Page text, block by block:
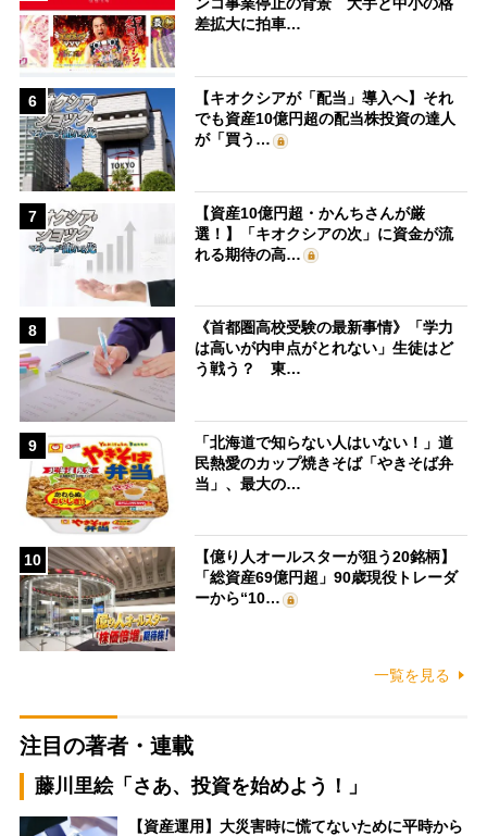
ンコ事業停止の背景 大手と中小の格
差拡大に拍車…
6
【キオクシアが「配当」導入へ】それ
でも資産10億円超の配当株投資の達人
が「買う…
7
【資産10億円超・かんちさんが厳
選！】「キオクシアの次」に資金が流
れる期待の高…
8
《首都圏高校受験の最新事情》「学力
は高いが内申点がとれない」生徒はど
う戦う？ 東…
9
「北海道で知らない人はいない！」道
民熱愛のカップ焼きそば「やきそば弁
当」、最大の…
10
【億り人オールスターが狙う20銘柄】
「総資産69億円超」90歳現役トレーダ
ーから“10…
一覧を見る
注目の著者・連載
藤川里絵「さあ、投資を始めよう！」
【資産運用】大災害時に慌てないために平時から